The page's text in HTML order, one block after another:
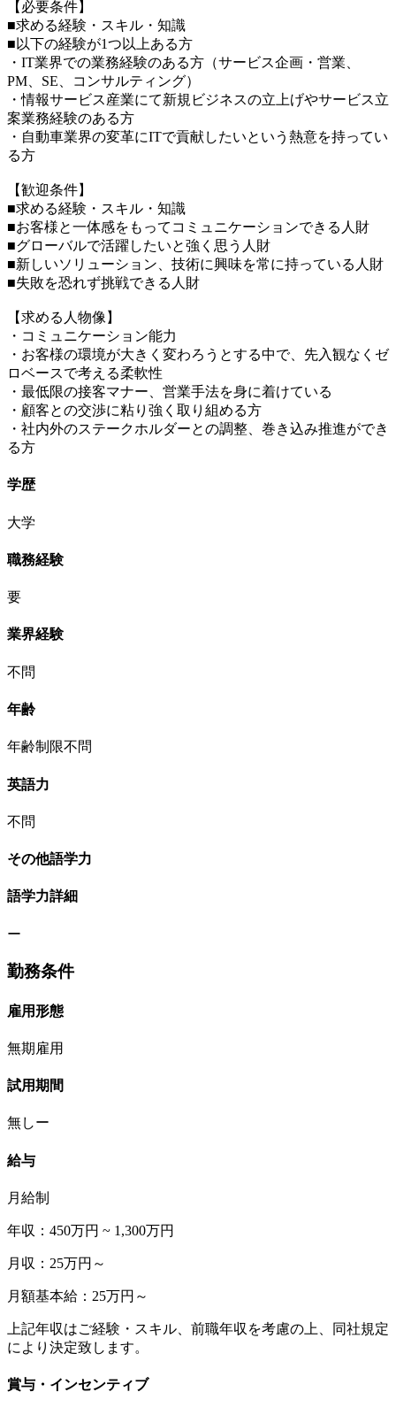
【必要条件】
■求める経験・スキル・知識
■以下の経験が1つ以上ある方
・IT業界での業務経験のある方（サービス企画・営業、
PM、SE、コンサルティング）
・情報サービス産業にて新規ビジネスの立上げやサービス立
案業務経験のある方
・自動車業界の変革にITで貢献したいという熱意を持ってい
る方
【歓迎条件】
■求める経験・スキル・知識
■お客様と一体感をもってコミュニケーションできる人財
■グローバルで活躍したいと強く思う人財
■新しいソリューション、技術に興味を常に持っている人財
■失敗を恐れず挑戦できる人財
【求める人物像】
・コミュニケーション能力
・お客様の環境が大きく変わろうとする中で、先入観なくゼ
ロベースで考える柔軟性
・最低限の接客マナー、営業手法を身に着けている
・顧客との交渉に粘り強く取り組める方
・社内外のステークホルダーとの調整、巻き込み推進ができ
る方
学歴
大学
職務経験
要
業界経験
不問
年齢
年齢制限不問
英語力
不問
その他語学力
語学力詳細
ー
勤務条件
雇用形態
無期雇用
試用期間
無しー
給与
月給制
年収：450万円 ~ 1,300万円
月収：25万円～
月額基本給：25万円～
上記年収はご経験・スキル、前職年収を考慮の上、同社規定
により決定致します。
賞与・インセンティブ